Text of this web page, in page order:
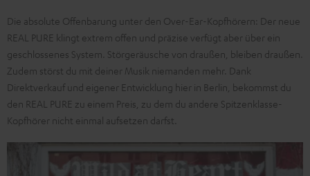
Die absolute Offenbarung unter den Over-Ear-Kopfhörern: Der neue
REAL PURE klingt extrem offen und präzise verfügt aber über ein
geschlossenes System. Störgeräusche von draußen, bleiben draußen.
Zudem störst du mit deiner Musik niemanden mehr. Dank
Direktverkauf und eigener Entwicklung hier in Berlin, bekommst du
den REAL PURE zu einem Preis, zu dem du andere Spitzenklasse-
Kopfhörer nicht einmal aufsetzen darfst.